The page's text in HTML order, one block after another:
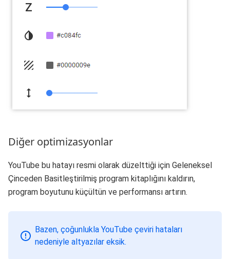
Diğer optimizasyonlar
YouTube bu hatayı resmi olarak düzelttiği için Geleneksel
Çinceden Basitleştirilmiş program kitaplığını kaldırın,
program boyutunu küçültün ve performansı artırın.
Bazen, çoğunlukla YouTube çeviri hataları
nedeniyle altyazılar eksik.